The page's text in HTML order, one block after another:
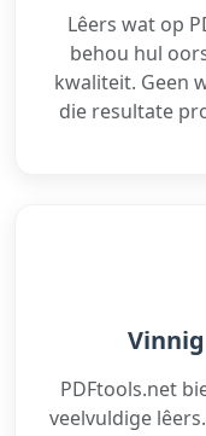
Lêers wat op
behou hul
kwaliteit. Geen
die resultate
PDFtools.net
veelvuldige